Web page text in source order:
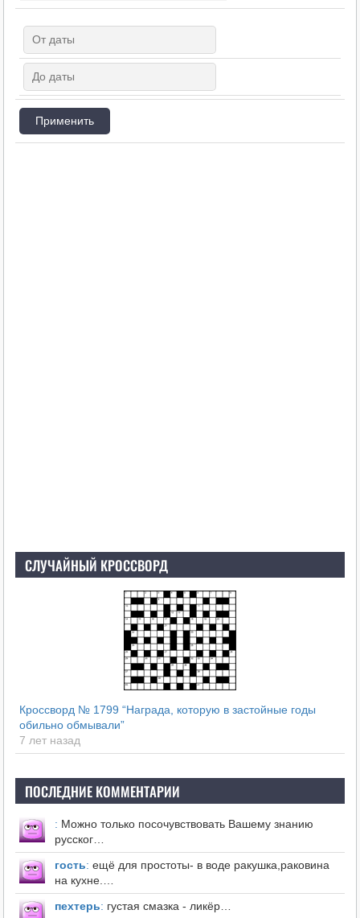
СЛУЧАЙНЫЙ КРОССВОРД
Кроссворд № 1799 “Награда, которую в застойные годы
обильно обмывали”
7 лет назад
ПОСЛЕДНИЕ КОММЕНТАРИИ
: Можно только посочувствовать Вашему знанию
русског…
гость: ещё для простоты- в воде ракушка,раковина
на кухне.…
пехтерь: густая смазка - ликёр…